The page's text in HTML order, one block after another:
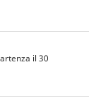
il 30